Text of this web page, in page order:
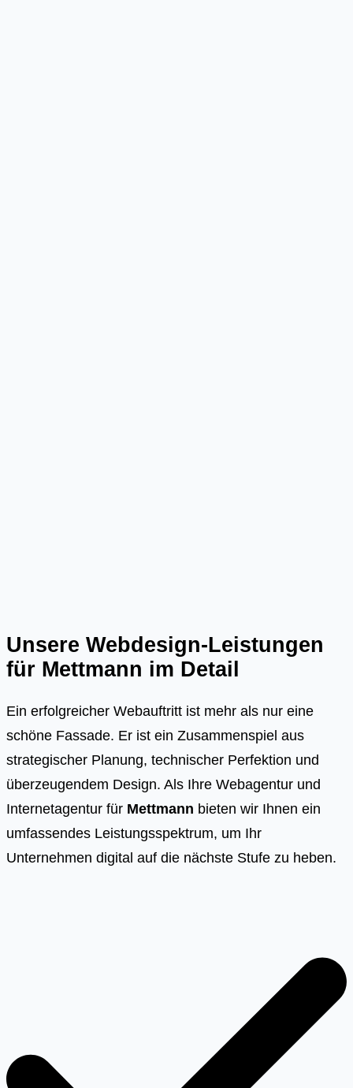
Unsere Webdesign-Leistungen
für Mettmann im Detail
Ein erfolgreicher Webauftritt ist mehr als nur eine
schöne Fassade. Er ist ein Zusammenspiel aus
strategischer Planung, technischer Perfektion und
überzeugendem Design. Als Ihre Webagentur und
Internetagentur für Mettmann bieten wir Ihnen ein
umfassendes Leistungsspektrum, um Ihr
Unternehmen digital auf die nächste Stufe zu heben.